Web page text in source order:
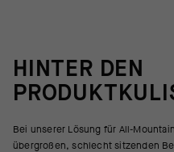
HINTER DEN
Bei unserer Lösung für All-
übergroßen, schlecht sitzenden